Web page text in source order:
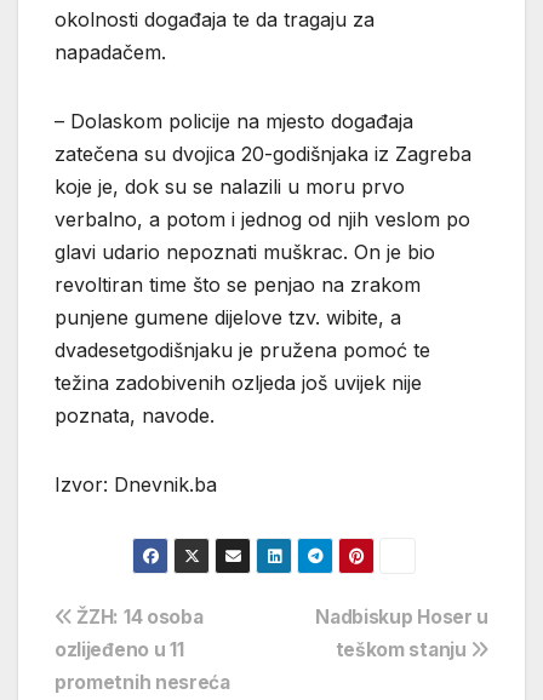
okolnosti događaja te da tragaju za
napadačem.
– Dolaskom policije na mjesto događaja
zatečena su dvojica 20-godišnjaka iz Zagreba
koje je, dok su se nalazili u moru prvo
verbalno, a potom i jednog od njih veslom po
glavi udario nepoznati muškrac. On je bio
revoltiran time što se penjao na zrakom
punjene gumene dijelove tzv. wibite, a
dvadesetgodišnjaku je pružena pomoć te
težina zadobivenih ozljeda još uvijek nije
poznata, navode.
Izvor: Dnevnik.ba
Navigacija
objava
Nadbiskup Hoser u
teškom stanju
ŽZH: 14 osoba
ozlijeđeno u 11
prometnih nesreća